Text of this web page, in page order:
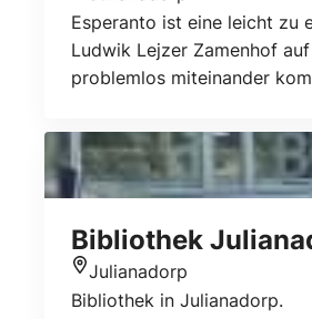
Standort
Esperanto ist eine leicht zu
Ludwik Lejzer Zamenhof
problemlos miteinander
Bibliothek
Standort
Julianadorp
Bibliothek in Julianadorp.